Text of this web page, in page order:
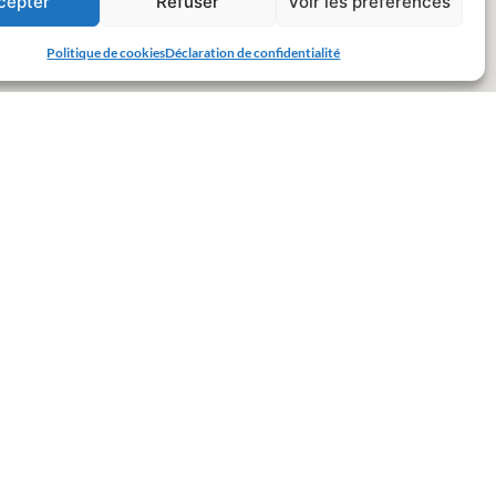
Politique de cookiesDéclaration de confidentialité